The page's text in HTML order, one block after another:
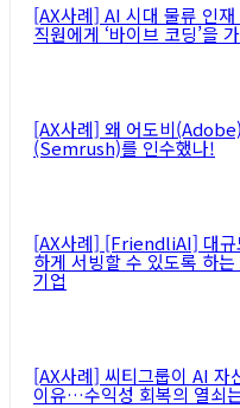
[AX사례] AI 시대 물류 인
직원에게 ‘바이브 코딩’을
[AX사례] 왜 어도비
(Semrush)를 인수했나!
[AX사례] [FriendliAI] 대규
하게 서빙할 수 있도록 하
기업
[AX사례] 씨티그룹이 AI 자
이유…수익성 회복의 열쇠